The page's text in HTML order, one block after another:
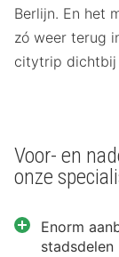
Berlijn. En het
zó weer terug
citytrip dichtbij
Voor- en
onze
Enorm
stadsdelen